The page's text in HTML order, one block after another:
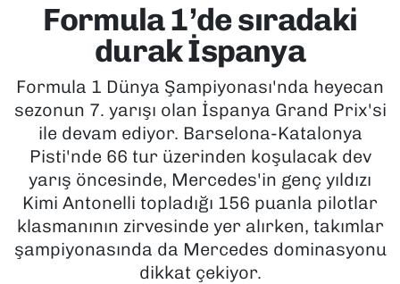
Formula 1’de sıradaki
durak İspanya
Formula 1 Dünya Şampiyonası'nda heyecan
sezonun 7. yarışı olan İspanya Grand Prix'si
ile devam ediyor. Barselona-Katalonya
Pisti'nde 66 tur üzerinden koşulacak dev
yarış öncesinde, Mercedes'in genç yıldızı
Kimi Antonelli topladığı 156 puanla pilotlar
klasmanının zirvesinde yer alırken, takımlar
şampiyonasında da Mercedes dominasyonu
dikkat çekiyor.
EKONOMİ
KÜLTÜR SANAT
MAGAZİN
POLİTİKA
SAĞLIK
SPOR
Tüm Manşetler
Son Dakika Haberleri
Haber Arşivi